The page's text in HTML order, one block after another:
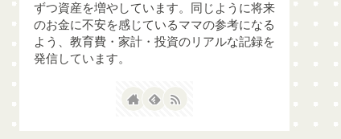
ずつ資産を増やしています。同じように将来
のお金に不安を感じているママの参考になる
よう、教育費・家計・投資のリアルな記録を
発信しています。